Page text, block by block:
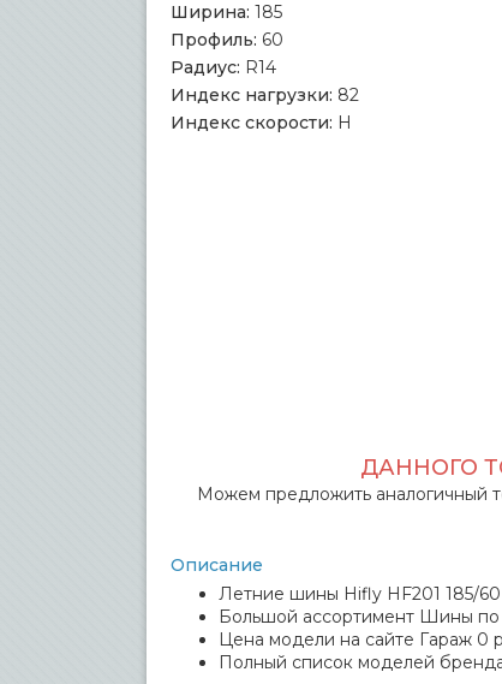
Ширина: 185
Профиль: 60
Радиус: R14
Индекс нагрузки: 82
Индекс скорости: H
ДАННОГО
Можем предложить аналогичный
Описание
Летние шины Hifly HF201 185/60
Большой ассортимент Шины
Цена модели на сайте Гараж 0
Полный список моделей